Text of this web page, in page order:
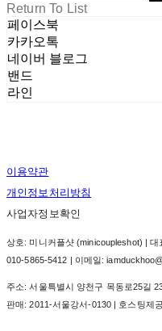
Return To List
페이스북
카카오톡
네이버 블로그
밴드
라인
이용약관
개인정보처리방침
사업자정보확인
상호: 미니커플샷 (minicoupleshot) |
010-5865-5412 | 이메일:
주소: 서울특별시 양천구 목동로25길
판매:2011-서울강서-0130 | 호스팅제